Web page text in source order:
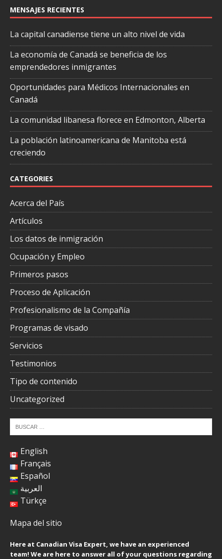
MENSAJES RECIENTES
La capital canadiense tiene un alto nivel de vida
La economía de Canadá se beneficia de los
emprendedores inmigrantes
Oportunidades para Médicos Internacionales en
Canadá
La comunidad libanesa florece en Edmonton, Alberta
La población latinoamericana de Manitoba está
creciendo
CATEGORIES
Acerca del País
Artículos
Los datos de inmigración
Ocupación y Empleo
Primeros pasos
Proceso de Aplicación
Profesionalismo de la Compañía
Programas de visado
Servicios
Testimonios
Tipo de contenido
Uncategorized
English
Français
Español
العربية
Türkçe
Mapa del sitio
Here at Canadian Visa Expert, we have an experienced
team! We are here to answer all of your questions regarding